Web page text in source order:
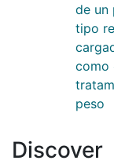
de un
tipo
como
peso
Discover